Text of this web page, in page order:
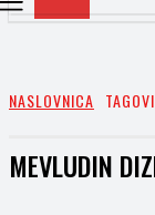
NASLOVNICA TAGOVI
MEVLUDIN